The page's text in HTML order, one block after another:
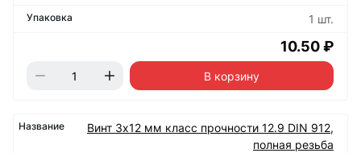
1 шт.
10.50 ₽
В корзину
Винт 3х12 мм класс прочности 12.9 DIN 912,
полная резьба